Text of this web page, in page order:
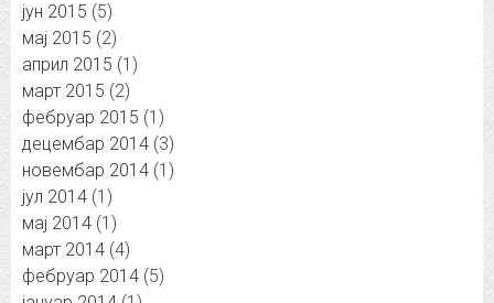
јун 2015 (5)
мај 2015 (2)
април 2015 (1)
март 2015 (2)
фебруар 2015 (1)
децембар 2014 (3)
новембар 2014 (1)
јул 2014 (1)
мај 2014 (1)
март 2014 (4)
фебруар 2014 (5)